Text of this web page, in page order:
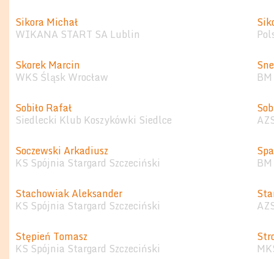
Sikora Michał
WIKANA START SA Lublin
Skorek Marcin
WKS Śląsk Wrocław
Sobiło Rafał
Siedlecki Klub Koszykówki Siedlce
Soczewski Arkadiusz
KS Spójnia Stargard Szczeciński
Stachowiak Aleksander
KS Spójnia Stargard Szczeciński
Stępień Tomasz
KS Spójnia Stargard Szczeciński